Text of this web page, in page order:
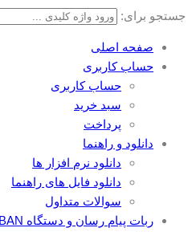
جستجو برای:
صفحه اصلی
حساب کاربری
حساب کاربری
سبد خرید
پرداخت
دانلود و راهنما
دانلود نرم افزار ها
دانلود فایل های راهنما
سوالات متداول
ربات پیام رسان و دستگاه SMSBAN